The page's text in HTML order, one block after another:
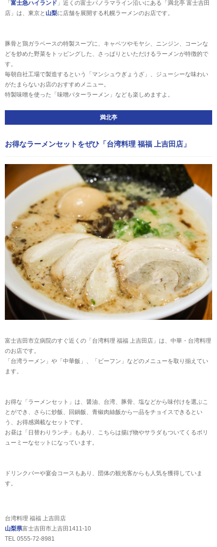
「 富士急ハイランド 」近くの富士パノラマライン沿いにある「満北亭 富士吉田
店」は、東京と 山梨に店舗を展開する札幌ラーメンのお店です。
豚骨と鶏ガラベースの特製スープに、キャベツやモヤシ、ニンジン、コーンな
どを炒めた野菜をトッピングした、さっぱりといただけるラーメンが特徴的で
す。
毎朝自社工場で製造するという「マンシュウぎょうざ」、ジューシーな味わい
がたまらないお店のおすすめメニュー。
特製味噌を使った「味噌バターラーメン」なども楽しめますよ。
満北亭
お得なラーメンセットをぜひ「台湾料理 福福 上吉田店」
富士吉田市立病院のすぐ近くの「台湾料理 福福 上吉田店」は、中華・台湾料理
のお店です。
「台湾ラーメン」や「中華飯」、「ビーフン」などのメニューを取り揃えてい
ます。
お得な「ラーメンセット」は、醤油、台湾、豚骨、塩などから味付けを選ぶこ
とができ、さらに炒飯、回鍋飯、青椒肉絲飯から一品をチョイスできるとい
う、お得感満載なセットです。
お昼は「日替わりランチ」もあり、こちらは揚げ物やサラダもついてくるボリ
ューミーなセットになっています。
ドリンクバーや宴会コースもあり、団体の観光客からも人気を獲得していま
す。
台湾料理 福福 上吉田店
山梨県富士吉田市上吉田1411-10
TEL 0555-72-8981